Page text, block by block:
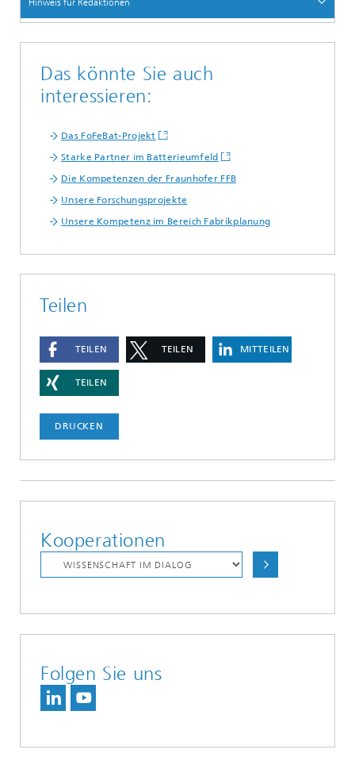
Hinweis für Redaktionen
Das könnte Sie auch
interessieren:
Das FoFeBat-Projekt
Starke Partner im Batterieumfeld
Die Kompetenzen der Fraunhofer FFB
Unsere Forschungsprojekte
Unsere Kompetenz im Bereich Fabrikplanung
Teilen
TEILEN TEILEN MITTEILEN
TEILEN
DRUCKEN
Kooperationen
Folgen Sie uns